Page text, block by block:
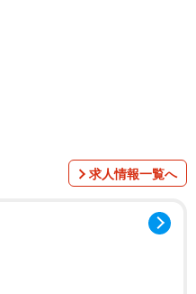
求人情報一覧へ